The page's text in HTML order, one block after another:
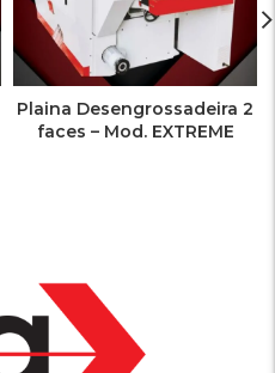
Plaina Desengrossadeira 2
faces – Mod. EXTREME